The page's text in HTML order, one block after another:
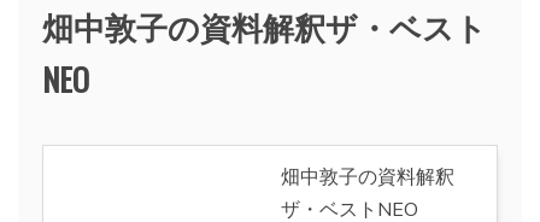
畑中敦子の資料解釈ザ・ベスト
NEO
畑中敦子の資料解釈
ザ・ベストNEO